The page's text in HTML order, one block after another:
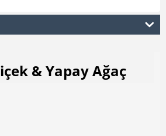
& Yapay Ağaç